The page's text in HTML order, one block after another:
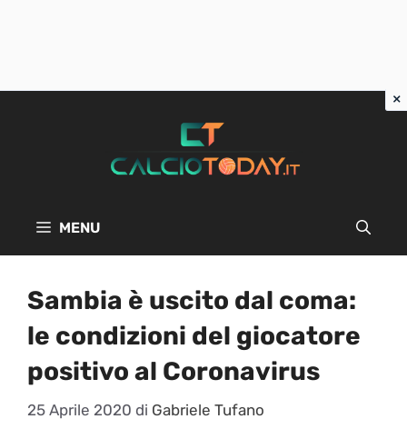
MENU
Sambia è uscito dal coma:
le condizioni del giocatore
positivo al Coronavirus
25 Aprile 2020 di Gabriele Tufano